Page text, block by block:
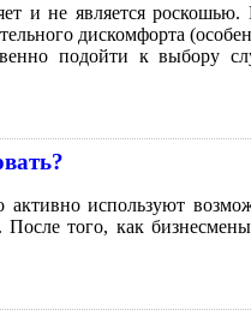
и не является
дискомфорта
подойти к
используют
После того, как